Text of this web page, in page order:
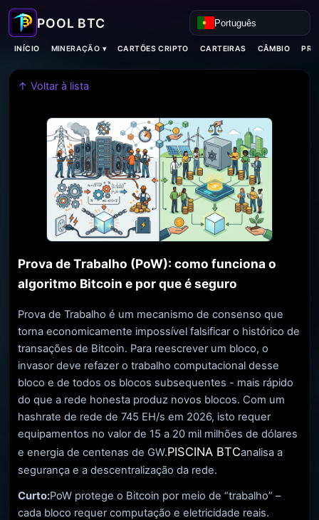
Português
INÍCIO MINERAÇÃO ▾ CARTÕES CRIPTO CARTEIRAS CÂMBIO
↑ Voltar à lista
Prova de Trabalho (PoW): como funciona o
algoritmo Bitcoin e por que é seguro
Prova de Trabalho é um mecanismo de consenso que
torna economicamente impossível falsificar o histórico de
transações de Bitcoin. Para reescrever um bloco, o
invasor deve refazer o trabalho computacional desse
bloco e de todos os blocos subsequentes - mais rápido
do que a rede honesta produz novos blocos. Com um
hashrate de rede de 745 EH/s em 2026, isto requer
equipamentos no valor de 15 a 20 mil milhões de dólares
e energia de centenas de GW.PISCINA BTCanalisa a
segurança e a descentralização da rede.
Curto:PoW protege o Bitcoin por meio de “trabalho” –
cada bloco requer computação e eletricidade reais.